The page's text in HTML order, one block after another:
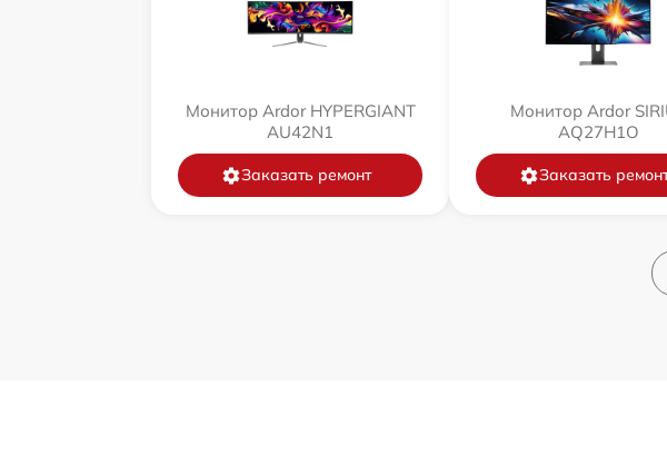
Монитор Ardor HYPERGIANT
AU42N1
Заказать ремонт
Монитор Ardor
AQ27H1O
Заказать